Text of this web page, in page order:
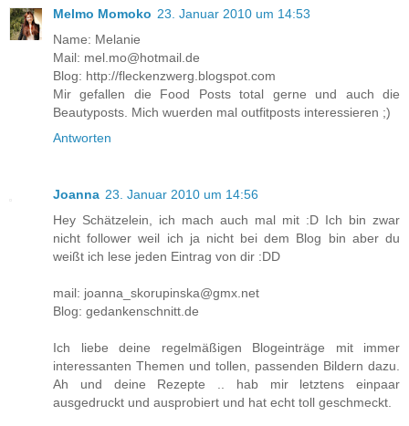
Melmo Momoko 23. Januar 2010 um 14:53
Name: Melanie
Mail: mel.mo@hotmail.de
Blog: http://fleckenzwerg.blogspot.com
Mir gefallen die Food Posts total gerne und auch die
Beautyposts. Mich wuerden mal outfitposts interessieren ;)
Antworten
Joanna 23. Januar 2010 um 14:56
Hey Schätzelein, ich mach auch mal mit :D Ich bin zwar
nicht follower weil ich ja nicht bei dem Blog bin aber du
weißt ich lese jeden Eintrag von dir :DD
mail: joanna_skorupinska@gmx.net
Blog: gedankenschnitt.de
Ich liebe deine regelmäßigen Blogeinträge mit immer
interessanten Themen und tollen, passenden Bildern dazu.
Ah und deine Rezepte .. hab mir letztens einpaar
ausgedruckt und ausprobiert und hat echt toll geschmeckt.